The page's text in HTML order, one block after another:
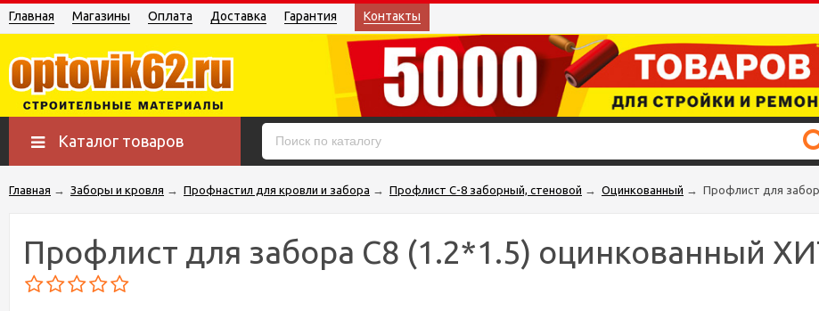
Главная Магазины Оплата Доставка Гарантия Контакты
Каталог товаров
Главная → Заборы и кровля → Профнастил для кровли и забора → Профлист С-8 заборный, стеновой → Оцинкованный → Профлист для
Профлист для забора С8 (1.2*1.5) оцинкованный